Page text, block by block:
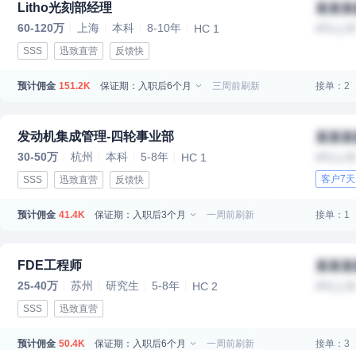
Litho光刻部经理
60-120万 上海 本科 8-10年 HC 1
SSS 迅致直营 反馈快
某某
预计佣金 151.2K 保证期：入职后6个月 三周前刷新 接单：2
发动机集成管理-四轮事业部
30-50万 杭州 本科 5-8年 HC 1
SSS 迅致直营 反馈快
某某
客户7
预计佣金 41.4K 保证期：入职后3个月 一周前刷新 接单：1
FDE工程师
25-40万 苏州 研究生 5-8年 HC 2
SSS 迅致直营
某某
预计佣金 50.4K 保证期：入职后6个月 一周前刷新 接单：3